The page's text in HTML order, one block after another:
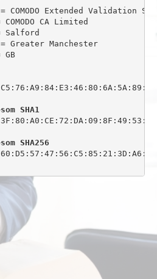
COMODO Extended Validation
COMODO CA Limited
Salford
Greater Manchester
GB
SHA1
SHA256